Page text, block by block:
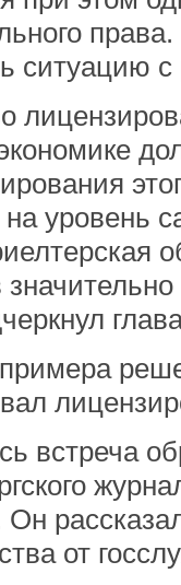
ситуацию
уровень
примера
встреча
от